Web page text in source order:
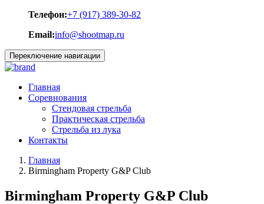
Телефон:+7 (917) 389-30-82
Email:info@shootmap.ru
Переключение навигации
Главная
Соревнования
Стендовая стрельба
Практическая стрельба
Стрельба из лука
Контакты
Главная
Birmingham Property G&P Club
Birmingham Property G&P Club